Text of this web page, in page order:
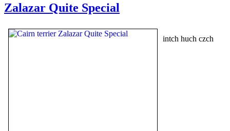
Zalazar Quite Special
intch huch czch